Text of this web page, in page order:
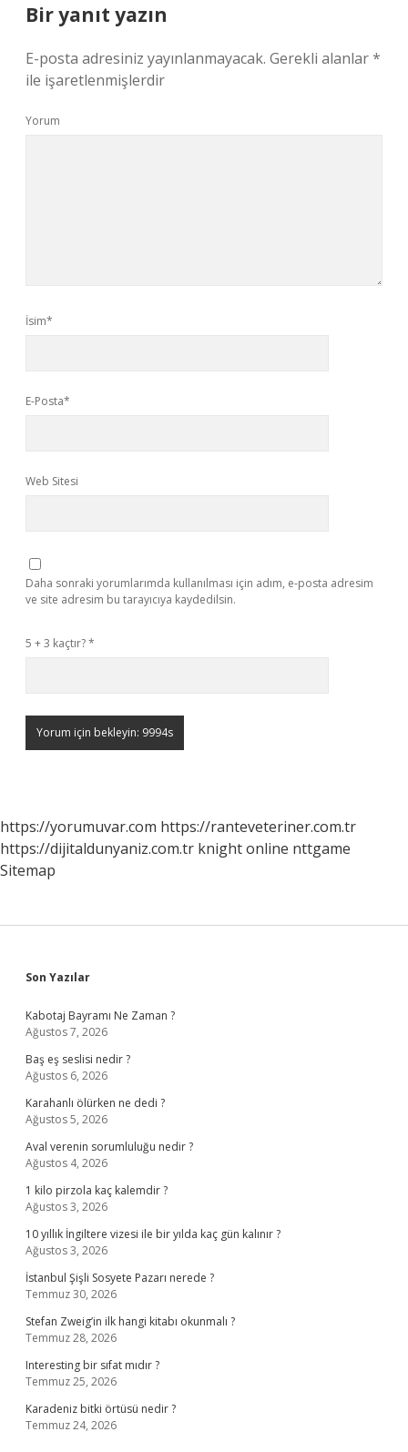
Bir yanıt yazın
E-posta adresiniz yayınlanmayacak. Gerekli alanlar*
ile işaretlenmişlerdir
Yorum
İsim*
E-Posta*
Web Sitesi
Daha sonraki yorumlarımda kullanılması için adım, e-posta adresim
ve site adresim bu tarayıcıya kaydedilsin.
5 + 3 kaçtır?*
https://yorumuvar.com https://ranteveteriner.com.tr
https://dijitaldunyaniz.com.tr knight online nttgame
Sitemap
Sidebar
Son Yazılar
Kabotaj Bayramı Ne Zaman ?
Ağustos 7, 2026
Baş eş seslisi nedir ?
Ağustos 6, 2026
Karahanlı ölürken ne dedi ?
Ağustos 5, 2026
Aval verenin sorumluluğu nedir ?
Ağustos 4, 2026
1 kilo pirzola kaç kalemdir ?
Ağustos 3, 2026
10 yıllık İngiltere vizesi ile bir yılda kaç gün kalınır ?
Ağustos 3, 2026
İstanbul Şişli Sosyete Pazarı nerede ?
Temmuz 30, 2026
Stefan Zweig’in ilk hangi kitabı okunmalı ?
Temmuz 28, 2026
Interesting bir sıfat mıdır ?
Temmuz 25, 2026
Karadeniz bitki örtüsü nedir ?
Temmuz 24, 2026